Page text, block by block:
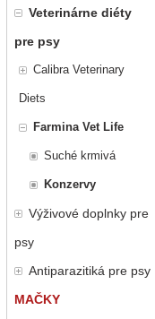
Veterinárne diéty
pre psy
Calibra Veterinary
Diets
Farmina Vet Life
Suché krmivá
Konzervy
Výživové doplnky pre
psy
Antiparazitiká pre psy
MAČKY